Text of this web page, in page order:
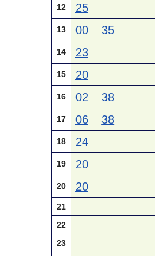
12 25
13 00 35
14 23
15 20
16 02 38
17 06 38
18 24
19 20
20 20
21
22
23